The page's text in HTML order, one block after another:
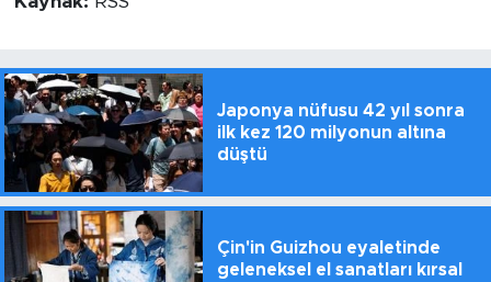
Japonya nüfusu 42 yıl sonra
ilk kez 120 milyonun altına
düştü
Çin'in Guizhou eyaletinde
geleneksel el sanatları kırsal